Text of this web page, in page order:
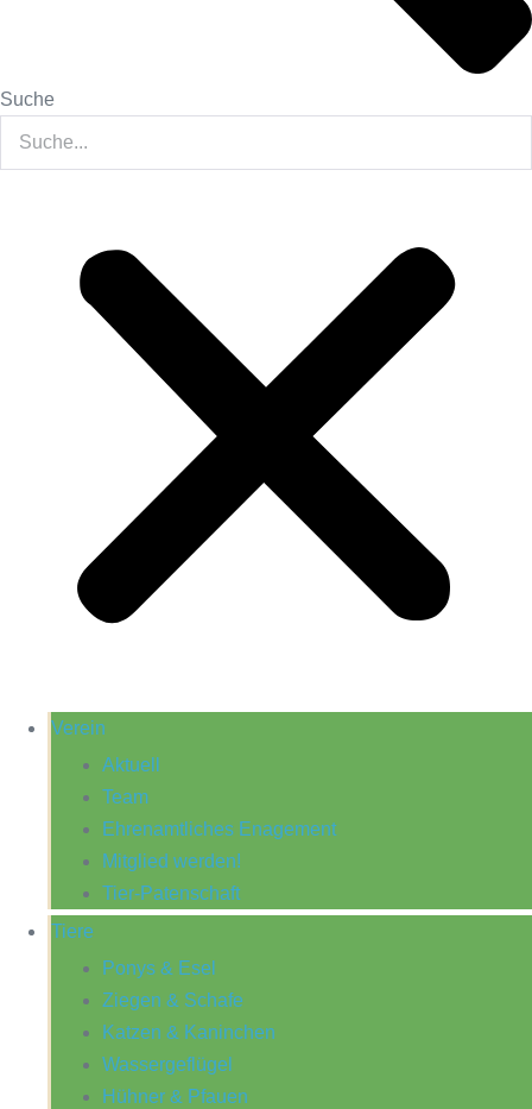
Suche
Verein
Aktuell
Team
Ehrenamtliches Enagement
Mitglied werden!
Tier-Patenschaft
Tiere
Ponys & Esel
Ziegen & Schafe
Katzen & Kaninchen
Wassergeflügel
Hühner & Pfauen